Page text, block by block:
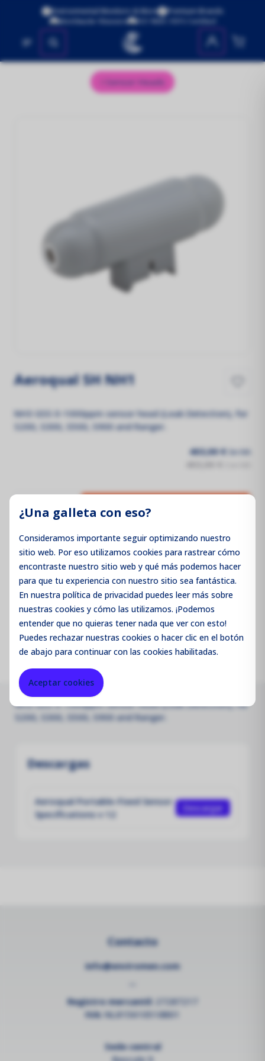
¿Una galleta con eso?
Consideramos importante seguir optimizando nuestro
sitio web. Por eso utilizamos cookies para rastrear cómo
encontraste nuestro sitio web y qué más podemos hacer
para que tu experiencia con nuestro sitio sea fantástica.
En nuestra política de privacidad puedes leer más sobre
nuestras cookies y cómo las utilizamos. ¡Podemos
entender que no quieras tener nada que ver con esto!
Puedes rechazarnuestras cookies o hacer clic en el botón
de abajo para continuar con las cookies habilitadas.
Aceptar cookies
Environmental Monitors & More
Premium Brands
Worldwide Shipping
ISO 9001:2015 Certified
No se encontraron productos
Sensor Heads
Aeroqual SH NH1
NH3 GSS 0-1000ppm sensor head (Leak Detection), for
S200, S300, S500, S900 and Ranger.
403,00 € Sin IVA
Añadir al carrito
Código de producto: SHNH1
Merk: Aeroqual
Parameter: NH3
NH3 GSS 0-1000ppm sensor head (Leak Detection), for
S200, S300, S500, S900 and Ranger.
Descargas
Aeroqual Portable-Fixed Sensor
Specifications v 12
Descargar
Contacto
info@enviromen.com
Registro mercantil: 27287217
IVA: NL815610518B01
Sede central